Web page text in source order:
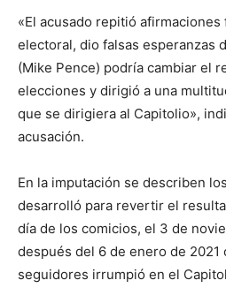
«El acusado repitió afirmaciones
electoral, dio falsas esperanzas
(Mike Pence) podría cambiar el
elecciones y dirigió a una
que se dirigiera al Capitolio»,
acusación.
En la imputación se describen
desarrolló para revertir el
día de los comicios, el 3 de
después del 6 de enero de 2021
seguidores irrumpió en el